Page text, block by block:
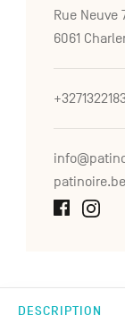
DESCRIPTION
Rue Neuve
6061
+3271322183
patinoire.be